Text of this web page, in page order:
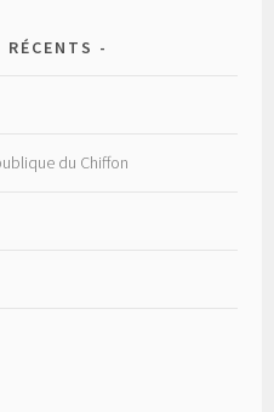
du Chiffon